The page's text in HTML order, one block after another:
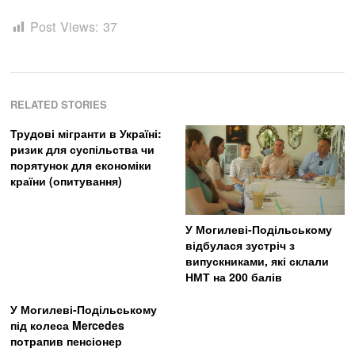
Post Views: 37
RELATED STORIES
Трудові мігранти в Україні:
ризик для суспільства чи
порятунок для економіки
країни (опитування)
У Могилеві-Подільському
відбулася зустріч з
випускниками, які склали
НМТ на 200 балів
У Могилеві-Подільському
під колеса Mercedes
потрапив пенсіонер